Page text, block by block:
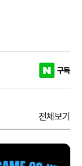
구독
전체보기